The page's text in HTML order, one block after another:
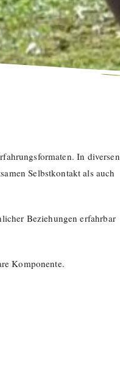
In diversen
Selbstkontakt als auch
Beziehungen erfahrbar
Komponente.